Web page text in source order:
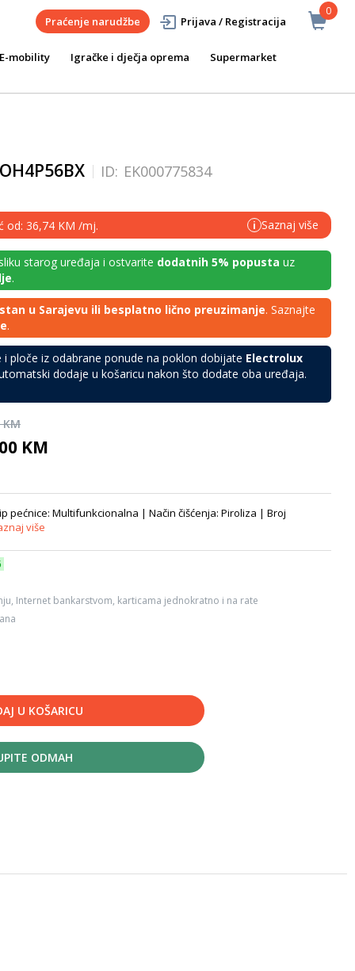
0
Praćenje narudžbe Prijava / Registracija
E-mobility Igračke i dječja oprema Supermarket
ID: EK000775834
od: 36,74 KM /mj. i Saznaj više
starog uređaja i ostvarite dodatnih 5% popusta uz
.
u Sarajevu ili besplatno lično preuzimanje. Saznajte
.
ploče iz odabrane ponude na poklon dobijate Electrolux
dodaje u košaricu nakon što dodate oba uređaja.
KM
KM
pećnice: Multifunkcionalna | Način čišćenja: Piroliza | Broj
više
Internet bankarstvom, karticama jednokratno i na rate
U KOŠARICU
ODMAH